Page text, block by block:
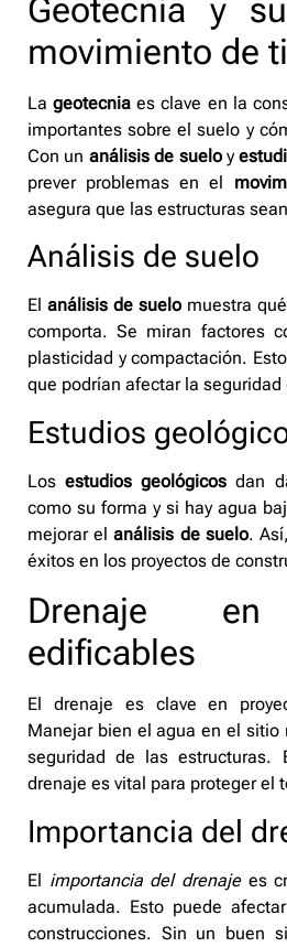
Geotecnia y
movimiento de
Lageotecnia es clave en la
importantes sobre el suelo y
Con un análisis de sueloy
prever problemas en el
asegura que las estructuras
Análisis de suelo
El análisis de suelomuestra
comporta. Se miran factores
plasticidad y compactación.
que podrían afectar la seguridad
Estudios
Losestudios geológicos dan
como su forma y si hay agua
mejorar elanálisis de suelo.
éxitos en los proyectos de
Drenaje en
edificables
El drenaje es clave en
Manejar bien el agua en el sitio
seguridad de las estructuras.
drenaje es vital para proteger el
Importancia del
El importancia del drenajees
acumulada. Esto puede
construcciones. Sin un buen